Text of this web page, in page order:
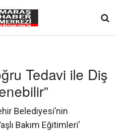
Tedavi ile Diş
Belediyesi’nin
Bakım Eğitimleri’